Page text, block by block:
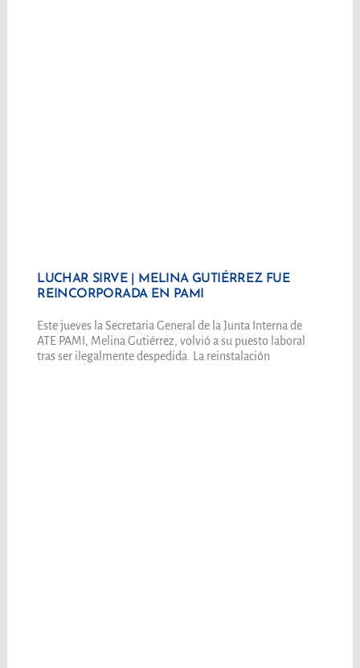
LUCHAR SIRVE | MELINA GUTIÉRREZ FUE
REINCORPORADA EN PAMI
Este jueves la Secretaria General de la Junta Interna de
ATE PAMI, Melina Gutiérrez, volvió a su puesto laboral
tras ser ilegalmente despedida. La reinstalación